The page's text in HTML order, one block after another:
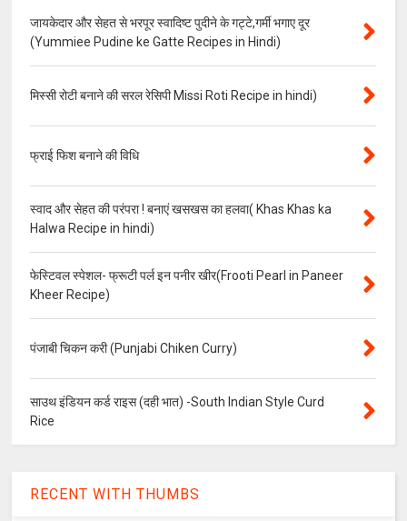
जायकेदार और सेहत से भरपूर स्वादिष्ट पुदीने के गट्टे,गर्मी भगाए दूर
(Yummiee Pudine ke Gatte Recipes in Hindi)
मिस्सी रोटी बनाने की सरल रेसिपी Missi Roti Recipe in hindi)
फ्राई फिश बनाने की विधि
स्वाद और सेहत की परंपरा ! बनाएं खसखस का हलवा( Khas Khas ka
Halwa Recipe in hindi)
फेस्टिवल स्पेशल- फ्रूटी पर्ल इन पनीर खीर(Frooti Pearl in Paneer
Kheer Recipe)
पंजाबी चिकन करी (Punjabi Chiken Curry)
साउथ इंडियन कर्ड राइस (दही भात) -South Indian Style Curd
Rice
RECENT WITH THUMBS